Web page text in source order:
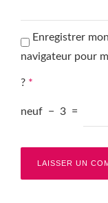
Enregistrer
navigateur pour
? *
neuf − 3 =